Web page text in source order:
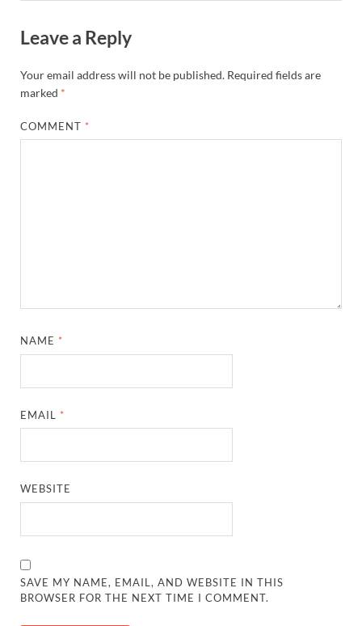
Leave a Reply
Your email address will not be published. Required fields are
marked *
COMMENT *
NAME *
EMAIL *
WEBSITE
SAVE MY NAME, EMAIL, AND WEBSITE IN THIS
BROWSER FOR THE NEXT TIME I COMMENT.